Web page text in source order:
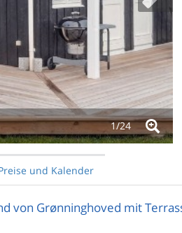
1/24
und Kalender
von Grønninghoved mit